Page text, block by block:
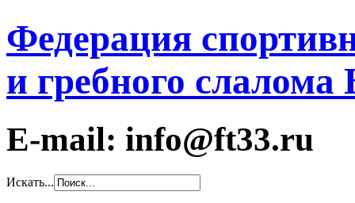
Федерация
и гребного
E-mail: info@ft33.ru
Искать...